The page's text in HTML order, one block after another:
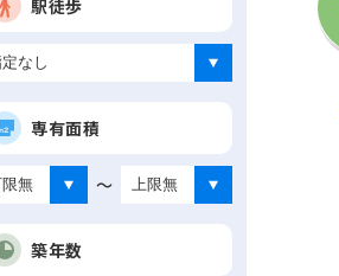
駅徒歩
専有面積
～
築年数